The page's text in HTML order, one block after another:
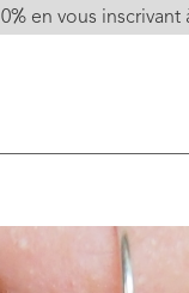
en vous inscrivant